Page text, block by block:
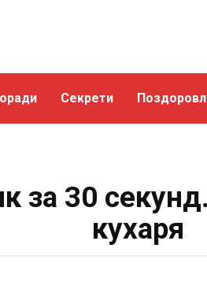
Секрети
за 30
кухаря